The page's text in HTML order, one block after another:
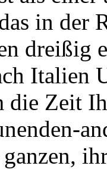
in der
dreißig
Italien
die Zeit